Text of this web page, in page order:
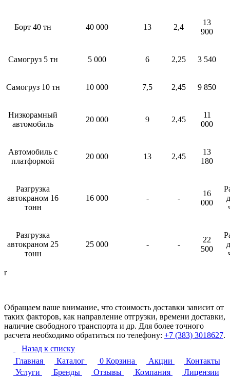
Борт 40 тн 40 000 13 2,4
13
900
Самогруз 5 тн 5 000 6 2,25 3 540
Самогруз 10 тн 10 000 7,5 2,45 9 850
Низкорамный
автомобиль
20 000 9 2,45
11
000
Автомобиль с
платформой
20 000 13 2,45
13
180
Разгрузка
автокраном 16
тонн
16 000 - -
16
000
Разгрузка
автокраном 25
тонн
25 000 - -
22
500
r
Обращаем ваше внимание, что стоимость доставки зависит от
таких факторов, как направление отгрузки, времени доставки,
наличие свободного транспорта и др. Для более точного
расчета необходимо обратиться по телефону: +7 (383) 3018627.
Назад к списку
Главная
Каталог 0 Корзина Акции
Контакты
Услуги
Бренды Отзывы Компания
Лицензии